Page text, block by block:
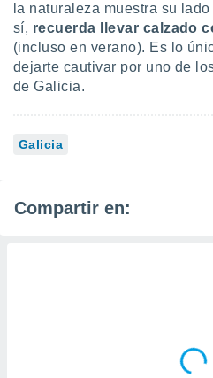
la naturaleza muestra su
sí, recuerda
llevar calzado
(incluso en verano). Es lo
dejarte cautivar por uno de
de Galicia.
Galicia
Compartir en: